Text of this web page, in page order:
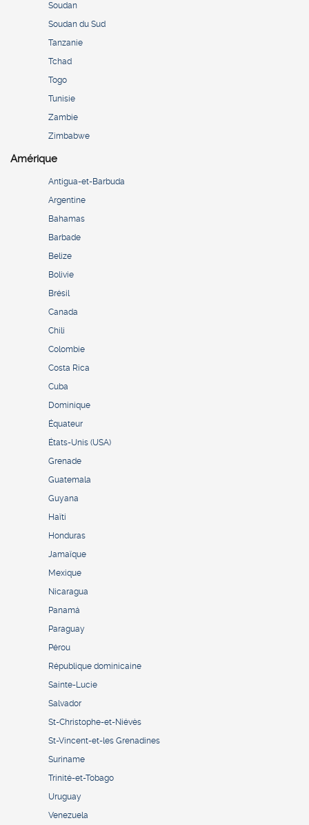
Soudan
Soudan du Sud
Tanzanie
Tchad
Togo
Tunisie
Zambie
Zimbabwe
Amérique
Antigua-et-Barbuda
Argentine
Bahamas
Barbade
Belize
Bolivie
Brésil
Canada
Chili
Colombie
Costa Rica
Cuba
Dominique
Équateur
États-Unis (USA)
Grenade
Guatemala
Guyana
Haïti
Honduras
Jamaïque
Mexique
Nicaragua
Panamá
Paraguay
Pérou
République dominicaine
Sainte-Lucie
Salvador
St-Christophe-et-Niévès
St-Vincent-et-les Grenadines
Suriname
Trinité-et-Tobago
Uruguay
Venezuela